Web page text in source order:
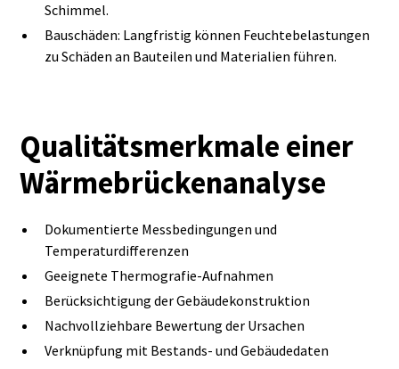
Schimmel.
Bauschäden: Langfristig können Feuchtebelastungen
zu Schäden an Bauteilen und Materialien führen.
Qualitätsmerkmale einer
Wärmebrückenanalyse
Dokumentierte Messbedingungen und
Temperaturdifferenzen
Geeignete Thermografie-Aufnahmen
Berücksichtigung der Gebäudekonstruktion
Nachvollziehbare Bewertung der Ursachen
Verknüpfung mit Bestands- und Gebäudedaten